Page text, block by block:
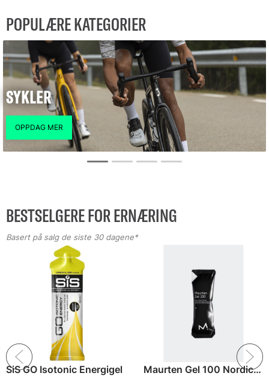
POPULÆRE KATEGORIER
SYKLER
BESTSELGERE FOR ERNÆRING
Basert på salg de siste 30 dagene*
SiS GO Isotonic Energigel Maurten Gel 100 Nordic Energigel